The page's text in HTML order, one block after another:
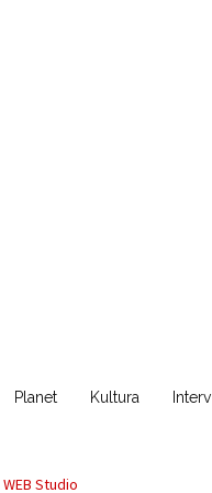
Planet Kultura
WEB Studio